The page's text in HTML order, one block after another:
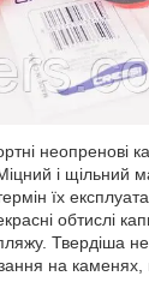
неопренові
і щільний
їх
обтислі
Твердіша
на каменях,